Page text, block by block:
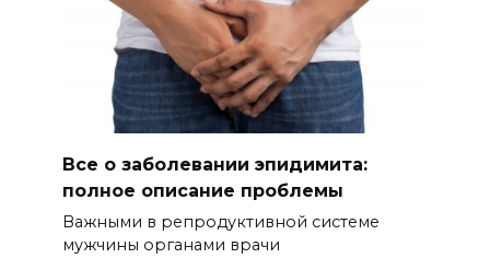
Все о заболевании эпидимита:
полное описание проблемы
Важными в репродуктивной системе
мужчины органами врачи